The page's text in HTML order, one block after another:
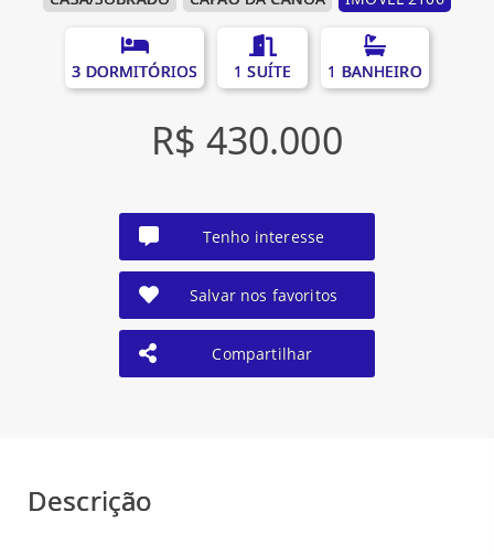
3 DORMITÓRIOS 1 SUÍTE 1 BANHEIRO
R$ 430.000
Tenho interesse
Salvar nos favoritos
Compartilhar
Descrição